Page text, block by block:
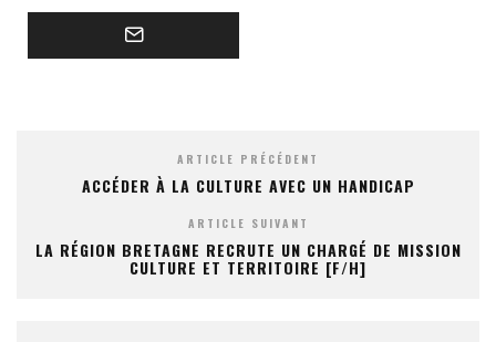
ARTICLE PRÉCÉDENT
ACCÉDER À LA CULTURE AVEC UN HANDICAP
ARTICLE SUIVANT
LA RÉGION BRETAGNE RECRUTE UN CHARGÉ DE MISSION
CULTURE ET TERRITOIRE [F/H]